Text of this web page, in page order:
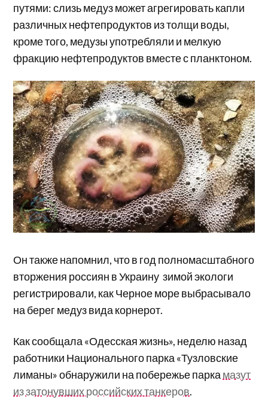
путями: слизь медуз может агрегировать капли
различных нефтепродуктов из толщи воды,
кроме того, медузы употребляли и мелкую
фракцию нефтепродуктов вместе с планктоном.
Он также напомнил, что в год полномасштабного
вторжения россиян в Украину зимой экологи
регистрировали, как Черное море выбрасывало
на берег медуз вида корнерот.
Как сообщала «Одесская жизнь», неделю назад
работники Национального парка «Тузловские
лиманы» обнаружили на побережье паркамазут
из затонувших российских танкеров.